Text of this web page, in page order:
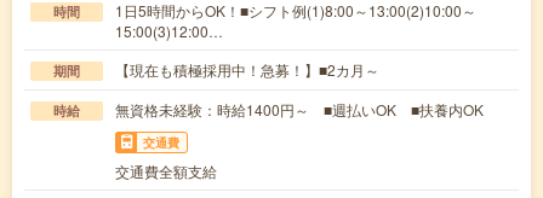
時間
1日5時間からOK！■シフト例(1)8:00～13:00(2)10:00～
15:00(3)12:00…
期間 【現在も積極採用中！急募！】■2カ月～
時給 無資格未経験：時給1400円～ ■週払いOK ■扶養内OK
交通費
交通費全額支給